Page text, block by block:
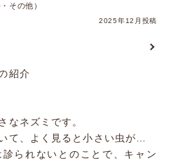
その他）
2025年12月投稿
紹介
なネズミです。
て、よく見ると小さい虫が…
られないとのことで、キャン